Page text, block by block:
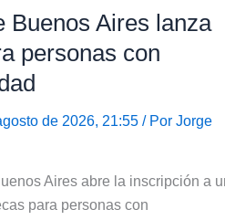
Buenos Aires lanza
personas con
de 2026, 21:55 / Por Jorge
Aires abre la inscripción a
para personas con